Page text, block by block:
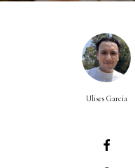
Ulises Garcia